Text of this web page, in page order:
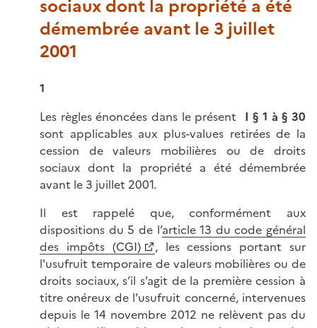
sociaux dont la propriété a été
démembrée avant le 3 juillet
2001
1
Les règles énoncées dans le présent I § 1 à § 30
sont applicables aux plus-values retirées de la
cession de valeurs mobilières ou de droits
sociaux dont la propriété a été démembrée
avant le 3 juillet 2001.
Il est rappelé que, conformément aux
dispositions du 5 de l’article 13 du code général
des impôts (CGI)
, les cessions portant sur
l'usufruit temporaire de valeurs mobilières ou de
droits sociaux, s’il s’agit de la première cession à
titre onéreux de l’usufruit concerné, intervenues
depuis le 14 novembre 2012 ne relèvent pas du